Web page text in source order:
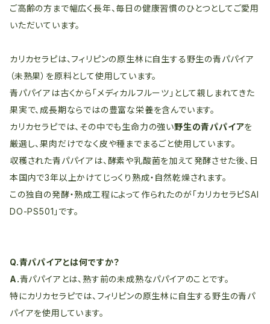
ご高齢の方まで幅広く長年、毎日の健康習慣のひとつとしてご愛用
いただいています。
カリカセラピは、フィリピンの原生林に自生する野生の青パパイア
（未熟果）を原料として使用しています。
青パパイアは古くから「メディカルフルーツ」として親しまれてきた
果実で、成長期ならではの豊富な栄養を含んでいます。
カリカセラピでは、その中でも生命力の強い野生の青パパイアを
厳選し、果肉だけでなく皮や種までまるごと使用しています。
収穫された青パパイアは、酵素や乳酸菌を加えて発酵させた後、日
本国内で3年以上かけてじっくり熟成・自然乾燥されます。
この独自の発酵・熟成工程によって作られたのが「カリカセラピSAI
DO-PS501」です。
Q.青パパイアとは何ですか？
A.青パパイアとは、熟す前の未成熟なパパイアのことです。
特にカリカセラピでは、フィリピンの原生林に自生する野生の青パ
パイアを使用しています。